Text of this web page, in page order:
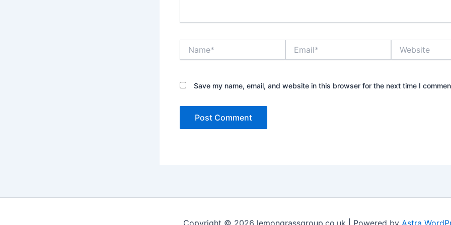
Save my name, email, and website in this browser for the next time I
Copyright © 2026 lemongrassgroup.co.uk | Powered by Astra